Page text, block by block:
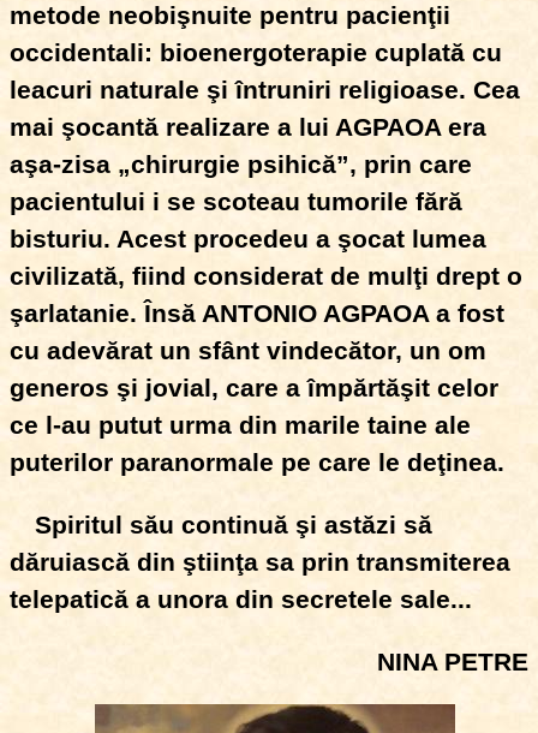
metode neobişnuite pentru pacienţii
occidentali: bioenergoterapie cuplată cu
leacuri naturale şi întruniri religioase. Cea
mai şocantă realizare a lui AGPAOA era
aşa-zisa „chirurgie psihică”, prin care
pacientului i se scoteau tumorile fără
bisturiu. Acest procedeu a şocat lumea
civilizată, fiind considerat de mulţi drept o
şarlatanie. Însă ANTONIO AGPAOA a fost
cu adevărat un sfânt vindecător, un om
generos şi jovial, care a împărtăşit celor
ce l-au putut urma din marile taine ale
puterilor paranormale pe care le deţinea.
Spiritul său continuă şi astăzi să
dăruiască din ştiinţa sa prin transmiterea
telepatică a unora din secretele sale...
NINA PETRE